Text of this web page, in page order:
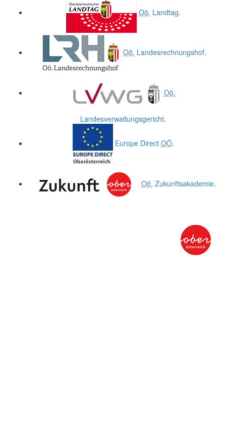
Oö. Landtag.
Oö. Landesrechnungshof.
Oö.
Landesverwaltungsgericht.
Europe Direct OÖ.
Oö. Zukunftsakademie.